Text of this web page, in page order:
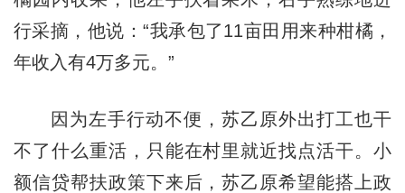
行采摘，他说：“我承包了11亩田用来种柑橘，
年收入有4万多元。”
因为左手行动不便，苏乙原外出打工也干
不了什么重活，只能在村里就近找点活干。小
额信贷帮扶政策下来后，苏乙原希望能搭上政